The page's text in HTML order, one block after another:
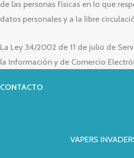
de las personas físicas en lo que
datos personales y a la libre
La Ley 34/2002 de 11 de julio de
la Información y de Comercio
CONTACTO
VAPERS